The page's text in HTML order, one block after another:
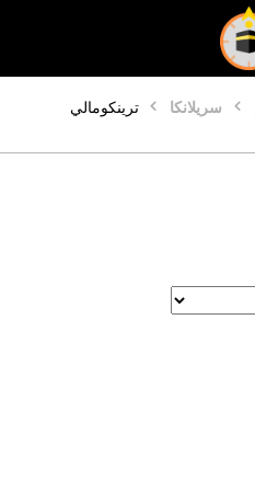
سريلانكا ترينكومالي